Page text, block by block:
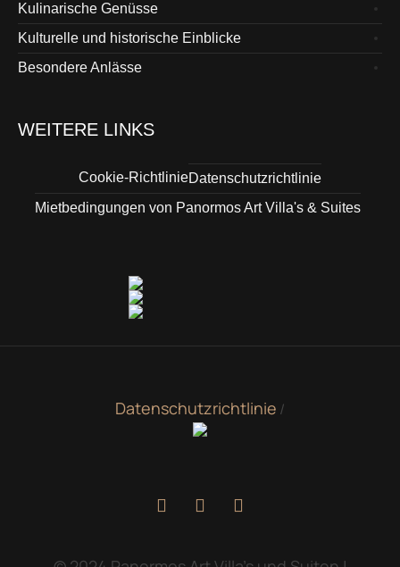
Kulinarische Genüsse
Kulturelle und historische Einblicke
Besondere Anlässe
WEITERE LINKS
Cookie-RichtlinieDatenschutzrichtlinie
Mietbedingungen von Panormos Art Villa's & Suites
Datenschutzrichtlinie /